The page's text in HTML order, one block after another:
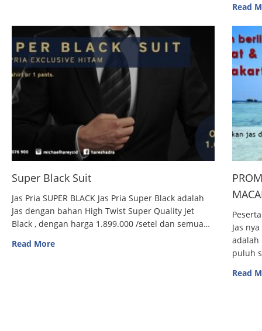
Read
Super Black Suit
Jas Pria SUPER BLACK Jas Pria Super Black adalah
Jas dengan bahan High Twist Super Quality Jet
Black , dengan harga 1.899.000 /setel dan semua…
Read More
Jas
adalah
puluh
Read